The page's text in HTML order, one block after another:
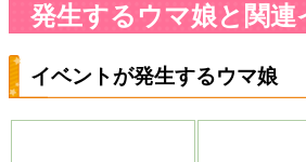
発生するウマ娘と関連
イベントが発生するウマ娘